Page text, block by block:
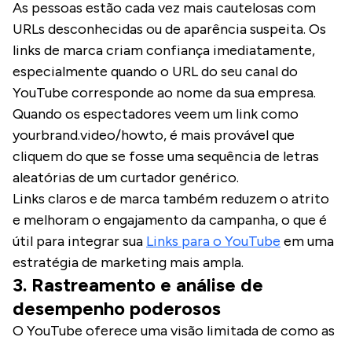
As pessoas estão cada vez mais cautelosas com
URLs desconhecidas ou de aparência suspeita. Os
links de marca criam confiança imediatamente,
especialmente quando o URL do seu canal do
YouTube corresponde ao nome da sua empresa.
Quando os espectadores veem um link como
yourbrand.video/howto, é mais provável que
cliquem do que se fosse uma sequência de letras
aleatórias de um curtador genérico.
Links claros e de marca também reduzem o atrito
e melhoram o engajamento da campanha, o que é
útil para integrar sua Links para o YouTube em uma
estratégia de marketing mais ampla.
3. Rastreamento e análise de
desempenho poderosos
O YouTube oferece uma visão limitada de como as